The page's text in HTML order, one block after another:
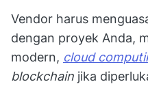
Vendor harus
dengan proyek Anda,
modern, cloud
blockchain jika